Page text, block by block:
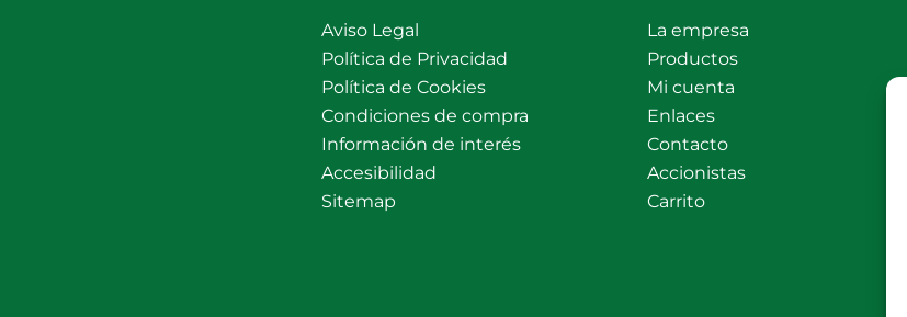
Aviso Legal
Política de Privacidad
Política de Cookies
Condiciones de compra
Información de interés
Accesibilidad
Sitemap
La empresa
Productos
Mi cuenta
Enlaces
Contacto
Accionistas
Carrito